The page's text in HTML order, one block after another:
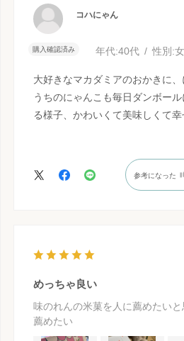
コハにゃん
購入確認済み 年代:40代 性別:
大好きなマカダミアのおかきに
うちのにゃんこも毎日ダンボー
る様子、かわいくて美味しくて
参考になった
めっちゃ良い
味のれんの米菓を人に薦めたい
薦めたい